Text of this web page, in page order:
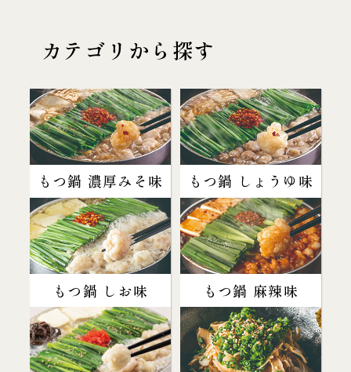
カテゴリから探す
もつ鍋 濃厚みそ味 もつ鍋 しょうゆ味
もつ鍋 しお味 もつ鍋 麻辣味